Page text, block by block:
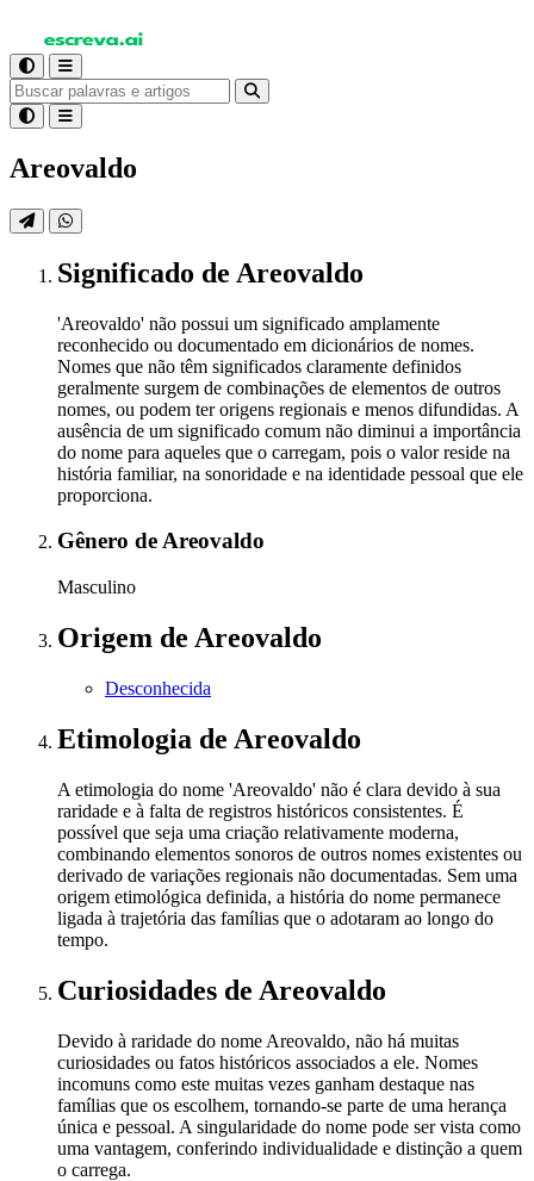
Areovaldo
Significado de Areovaldo
'Areovaldo' não possui um significado amplamente
reconhecido ou documentado em dicionários de nomes.
Nomes que não têm significados claramente definidos
geralmente surgem de combinações de elementos de outros
nomes, ou podem ter origens regionais e menos difundidas. A
ausência de um significado comum não diminui a importância
do nome para aqueles que o carregam, pois o valor reside na
história familiar, na sonoridade e na identidade pessoal que ele
proporciona.
Gênero de Areovaldo
Masculino
Origem de Areovaldo
Desconhecida
Etimologia de Areovaldo
A etimologia do nome 'Areovaldo' não é clara devido à sua
raridade e à falta de registros históricos consistentes. É
possível que seja uma criação relativamente moderna,
combinando elementos sonoros de outros nomes existentes ou
derivado de variações regionais não documentadas. Sem uma
origem etimológica definida, a história do nome permanece
ligada à trajetória das famílias que o adotaram ao longo do
tempo.
Curiosidades de Areovaldo
Devido à raridade do nome Areovaldo, não há muitas
curiosidades ou fatos históricos associados a ele. Nomes
incomuns como este muitas vezes ganham destaque nas
famílias que os escolhem, tornando-se parte de uma herança
única e pessoal. A singularidade do nome pode ser vista como
uma vantagem, conferindo individualidade e distinção a quem
o carrega.